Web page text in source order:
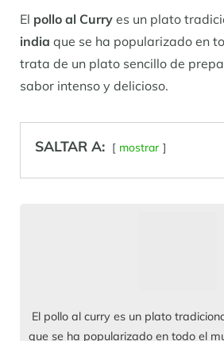
El pollo al Curry es un plato
india que se ha popularizado en
trata de un plato sencillo de
sabor intenso y delicioso.
SALTAR A: mostrar
El pollo al curry es un plato
que se ha popularizado en todo el